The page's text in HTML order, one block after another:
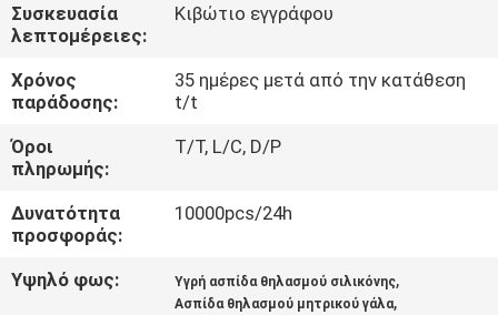
ΠΟΙΟΤΙΚΌΣ
ΈΛΕΓΧΟΣ
ΕΠΑΦΉ
ΝΈΑ
ΌΛΕΣ
Συσκευασία
λεπτομέρειες:
Κιβώτιο εγγράφου
Χρόνος
παράδοσης:
35 ημέρες μετά από την κατάθεση
t/t
Όροι
πληρωμής:
T/T, L/C, D/P
Δυνατότητα
προσφοράς:
10000pcs/24h
Υψηλό φως: Υγρή ασπίδα θηλασμού σιλικόνης,
Ασπίδα θηλασμού μητρικού γάλα,